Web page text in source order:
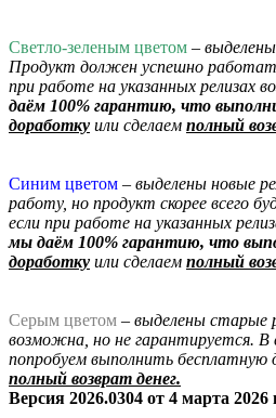
Светло-зеленым цветом –
Продукт должен успешно
при работе на указанных релизах
даём 100% гарантию, что
доработку или сделаем полный
Синим цветом – выделены новые
работу, но продукт скорее всего
если при работе на указанных
мы даём 100% гарантию, что
доработку или сделаем полный
Серым цветом – выделены старые
возможна, но не гарантируется. В
попробуем выполнить бесплатную
полный возврат денег.
Версия 2026.0304 от 4 марта 2026